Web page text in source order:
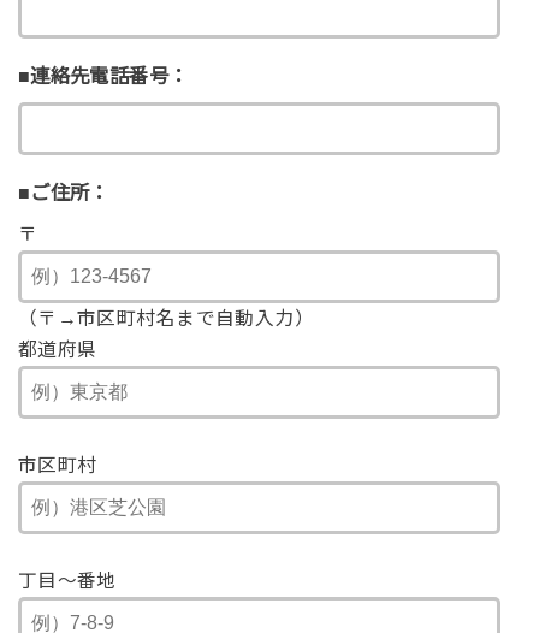
■連絡先電話番号：
■ご住所：
〒
（〒→市区町村名まで自動入力）
都道府県
市区町村
丁目～番地